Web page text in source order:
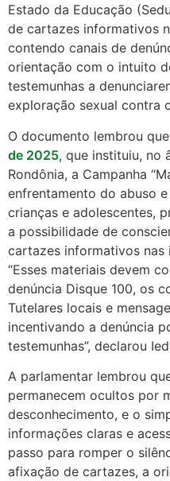
Estado da Educação
de cartazes informativos
contendo canais de
orientação com o intuito
testemunhas a
exploração sexual contra
O documento lembrou
de 2025, que instituiu, no
Rondônia, a Campanha
enfrentamento do abuso
crianças e adolescentes,
a possibilidade de
cartazes informativos nas
“Esses materiais devem
denúncia Disque 100, os
Tutelares locais e
incentivando a denúncia
testemunhas”, declarou
A parlamentar lembrou
permanecem ocultos por
desconhecimento, e o
informações claras e
passo para romper o
afixação de cartazes, a